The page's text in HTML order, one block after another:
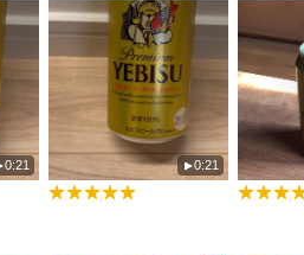
0:21 0:21